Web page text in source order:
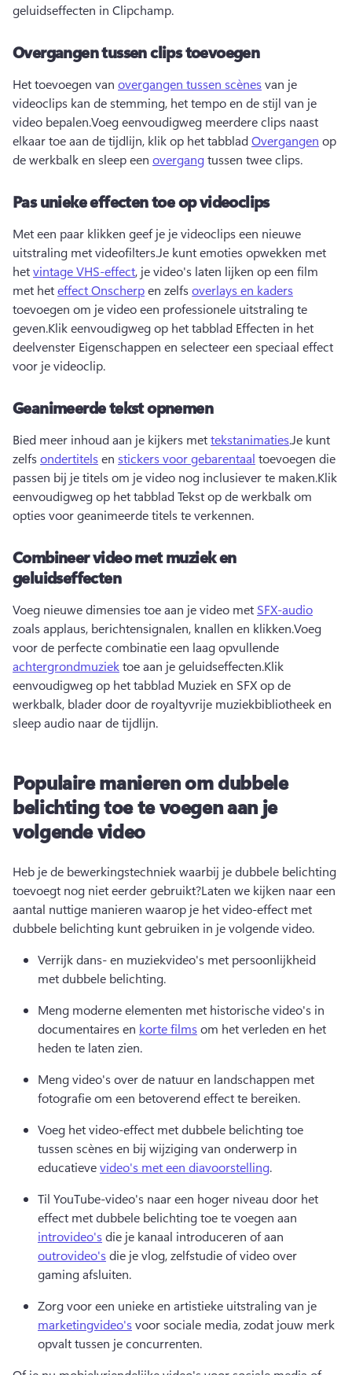
geluidseffecten in Clipchamp.
Overgangen tussen clips toevoegen
Het toevoegen van overgangen tussen scènes van je
videoclips kan de stemming, het tempo en de stijl van je
video bepalen.Voeg eenvoudigweg meerdere clips naast
elkaar toe aan de tijdlijn, klik op het tabblad Overgangen op
de werkbalk en sleep een overgang tussen twee clips.
Pas unieke effecten toe op videoclips
Met een paar klikken geef je je videoclips een nieuwe
uitstraling met videofilters.Je kunt emoties opwekken met
het vintage VHS-effect, je video's laten lijken op een film
met het effect Onscherp en zelfs overlays en kaders
toevoegen om je video een professionele uitstraling te
geven.Klik eenvoudigweg op het tabblad Effecten in het
deelvenster Eigenschappen en selecteer een speciaal effect
voor je videoclip.
Geanimeerde tekst opnemen
Bied meer inhoud aan je kijkers met tekstanimaties.Je kunt
zelfs ondertitels en stickers voor gebarentaal toevoegen die
passen bij je titels om je video nog inclusiever te maken.Klik
eenvoudigweg op het tabblad Tekst op de werkbalk om
opties voor geanimeerde titels te verkennen.
Combineer video met muziek en
geluidseffecten
Voeg nieuwe dimensies toe aan je video met SFX-audio
zoals applaus, berichtensignalen, knallen en klikken.Voeg
voor de perfecte combinatie een laag opvullende
achtergrondmuziek toe aan je geluidseffecten.Klik
eenvoudigweg op het tabblad Muziek en SFX op de
werkbalk, blader door de royaltyvrije muziekbibliotheek en
sleep audio naar de tijdlijn.
Populaire manieren om dubbele
belichting toe te voegen aan je
volgende video
Heb je de bewerkingstechniek waarbij je dubbele belichting
toevoegt nog niet eerder gebruikt?Laten we kijken naar een
aantal nuttige manieren waarop je het video-effect met
dubbele belichting kunt gebruiken in je volgende video.
Verrijk dans- en muziekvideo's met persoonlijkheid
met dubbele belichting.
Meng moderne elementen met historische video's in
documentaires en korte films om het verleden en het
heden te laten zien.
Meng video's over de natuur en landschappen met
fotografie om een betoverend effect te bereiken.
Voeg het video-effect met dubbele belichting toe
tussen scènes en bij wijziging van onderwerp in
educatieve video's met een diavoorstelling.
Til YouTube-video's naar een hoger niveau door het
effect met dubbele belichting toe te voegen aan
introvideo's die je kanaal introduceren of aan
outrovideo's die je vlog, zelfstudie of video over
gaming afsluiten.
Zorg voor een unieke en artistieke uitstraling van je
marketingvideo's voor sociale media, zodat jouw merk
opvalt tussen je concurrenten.